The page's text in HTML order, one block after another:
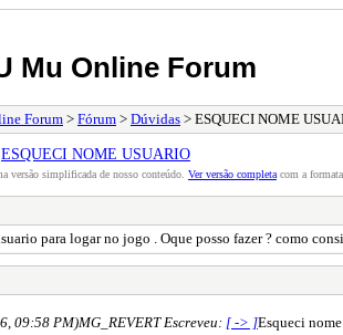
Mu Online Forum
Forum > Fórum > Dúvidas > ESQUECI NOME
ESQUECI NOME USUARIO
versão simplificada de nosso conteúdo. Ver versão completa com a
para logar no jogo . Oque posso fazer ? como
09:58 PM)MG_REVERT Escreveu: [ -> ]Esqueci